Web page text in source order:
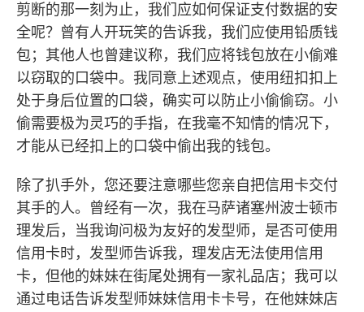
剪断的那一刻为止，我们应如何保证支付数据的安
全呢？曾有人开玩笑的告诉我，我们应使用铅质钱
包；其他人也曾建议称，我们应将钱包放在小偷难
以窃取的口袋中。我同意上述观点，使用纽扣扣上
处于身后位置的口袋，确实可以防止小偷偷窃。小
偷需要极为灵巧的手指，在我毫不知情的情况下，
才能从已经扣上的口袋中偷出我的钱包。
除了扒手外，您还要注意哪些您亲自把信用卡交付
其手的人。曾经有一次，我在马萨诸塞州波士顿市
理发后，当我询问极为友好的发型师，是否可使用
信用卡时，发型师告诉我，理发店无法使用信用
卡，但他的妹妹在街尾处拥有一家礼品店；我可以
通过电话告诉发型师妹妹信用卡卡号，在他妹妹店